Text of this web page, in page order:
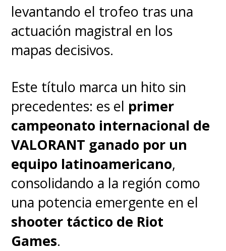
No todos los equipos comienzan
en el mismo lugar.FURIA, All
Gamers, BBL Esports y
Nongshim RedForce
en el Stage 1 de sus ligas, así
que no participarán en la
primera ronda ypasan
directamente a Playoffs.
Los ocho equipos restantes
comienzan en laFase Suiza (28
de febrero al 5 de marzo)
la que solo saldrán cuatro
levantando el trofeo tras una
actuación magistral en los
mapas decisivos.
Este título marca un hito sin
precedentes: es el primer
campeonato internacional de
VALORANT ganado por un
equipo latinoamericano,
consolidando a la región como
una potencia emergente en el
shooter táctico de Riot
Games.